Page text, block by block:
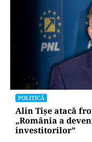
POLITICĂ
Alin Tișe atacă
„România a
investitorilor”